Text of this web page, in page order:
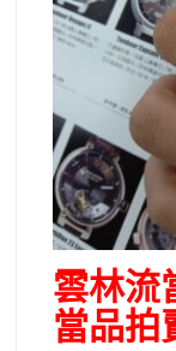
雲林流
當品拍